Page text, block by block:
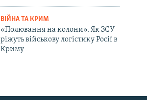
ВІЙНА ТА КРИМ
«Полювання на колони». Як ЗСУ
ріжуть військову логістику Росії в
Криму